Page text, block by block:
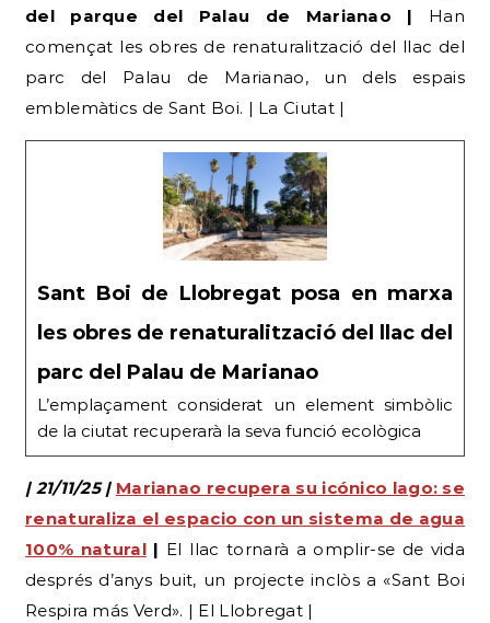
del parque del Palau de Marianao | Han
començat les obres de renaturalització del llac del
parc del Palau de Marianao, un dels espais
emblemàtics de Sant Boi. | La Ciutat |
Sant Boi de Llobregat posa en marxa
les obres de renaturalització del llac del
parc del Palau de Marianao
L’emplaçament considerat un element simbòlic
de la ciutat recuperarà la seva funció ecològica
| 21/11/25 | Marianao recupera su icónico lago: se
renaturaliza el espacio con un sistema de agua
100% natural| El llac tornarà a omplir-se de vida
després d’anys buit, un projecte inclòs a «Sant Boi
Respira más Verd». | El Llobregat |